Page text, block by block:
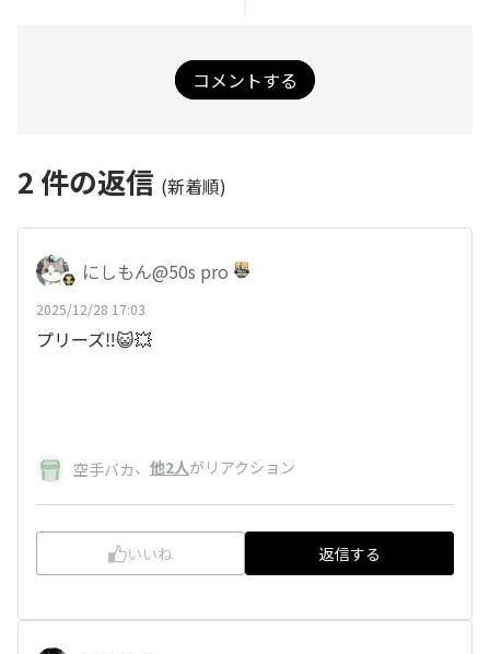
コメントする
2 件の返信 (新着順)
にしもん@50s pro
2025/12/28 17:03
プリーズ‼️😺💥
空手バカ、 他2人がリアクション
いいね 返信する